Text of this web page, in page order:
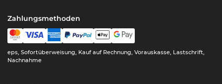
Zahlungsmethoden
eps, Sofortüberweisung, Kauf auf Rechnung, Vorauskasse, Lastschrift,
Nachnahme